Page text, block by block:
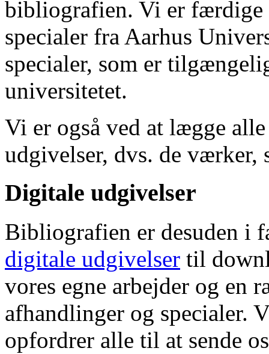
bibliografien. Vi er færdige
specialer fra Aarhus
specialer, som er
universitetet.
Vi er også ved at lægge
udgivelser, dvs. de værker,
Digitale udgivelser
Bibliografien er desuden i
digitale udgivelser til
vores egne arbejder og en
afhandlinger og specialer.
opfordrer alle til at sende